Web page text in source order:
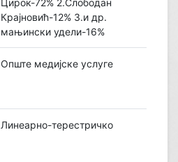
Цирок-72% 2.Слободан
Крајновић-12% 3.и др.
мањински удели-16%
Опште медијске услуге
Линеарно-терестричко